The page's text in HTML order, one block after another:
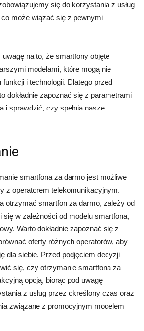
się do korzystania z usług
może wiązać się z pewnymi
na to, że smartfony objęte
modelami, które mogą nie
i technologii. Dlatego przed
dokładnie zapoznać się z parametrami
i sprawdzić, czy spełnia nasze
smartfona za darmo jest możliwe
z operatorem telekomunikacyjnym.
otrzymać smartfon za darmo, zależy od
się w zależności od modelu smartfona,
Warto dokładnie zapoznać się z
oferty różnych operatorów, aby
dla siebie. Przed podjęciem decyzji
się, czy otrzymanie smartfona za
opcją, biorąc pod uwagę
z usług przez określony czas oraz
związane z promocyjnym modelem